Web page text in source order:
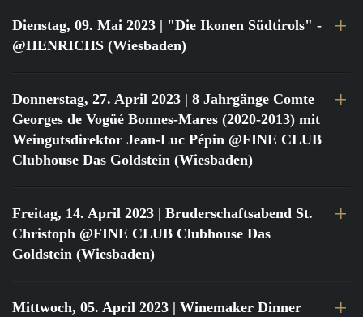
Dienstag, 09. Mai 2023 | "Die Ikonen Südtirols" -
@HENRICHS (Wiesbaden)
Donnerstag, 27. April 2023 | 8 Jahrgänge Comte
Georges de Vogüé Bonnes-Mares (2020-2013) mit
Weingutsdirektor Jean-Luc Pépin @FINE CLUB
Clubhouse Das Goldstein (Wiesbaden)
Freitag, 14. April 2023 | Bruderschaftsabend St.
Christoph @FINE CLUB Clubhouse Das
Goldstein (Wiesbaden)
Mittwoch, 05. April 2023 | Winemaker Dinner